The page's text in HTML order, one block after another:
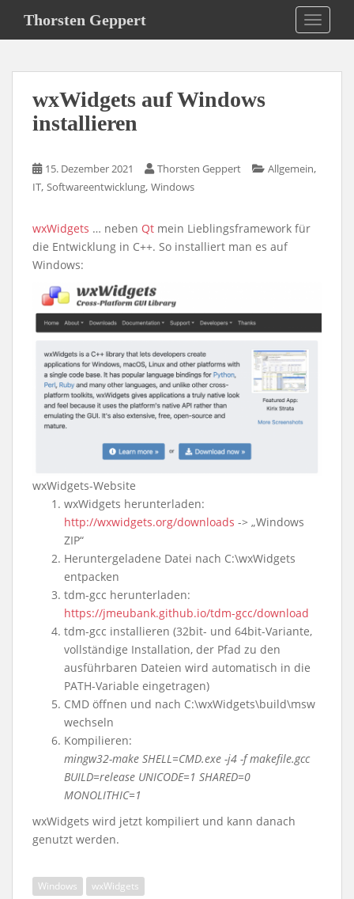
i
Thorsten Geppert
wxWidgets auf Windows
installieren
15. Dezember 2021 Thorsten Geppert Allgemein,
IT, Softwareentwicklung, Windows
wxWidgets … neben Qt mein Lieblingsframework für
die Entwicklung in C++. So installiert man es auf
Windows:
wxWidgets-Website
wxWidgets herunterladen:
http://wxwidgets.org/downloads -> „Windows
ZIP“
Heruntergeladene Datei nach C:\wxWidgets
entpacken
tdm-gcc herunterladen:
https://jmeubank.github.io/tdm-gcc/download
tdm-gcc installieren (32bit- und 64bit-Variante,
vollständige Installation, der Pfad zu den
ausführbaren Dateien wird automatisch in die
PATH-Variable eingetragen)
CMD öffnen und nach C:\wxWidgets\build\msw
wechseln
Kompilieren:
mingw32-make SHELL=CMD.exe -j4 -f makefile.gcc
BUILD=release UNICODE=1 SHARED=0
MONOLITHIC=1
wxWidgets wird jetzt kompiliert und kann danach
genutzt werden.
Windows wxWidgets